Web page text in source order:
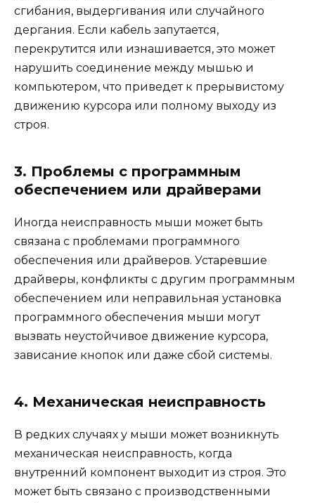
сгибания, выдергивания или случайного
дергания. Если кабель запутается,
перекрутится или изнашивается, это может
нарушить соединение между мышью и
компьютером, что приведет к прерывистому
движению курсора или полному выходу из
строя.
3. Проблемы с программным
обеспечением или драйверами
Иногда неисправность мыши может быть
связана с проблемами программного
обеспечения или драйверов. Устаревшие
драйверы, конфликты с другим программным
обеспечением или неправильная установка
программного обеспечения мыши могут
вызвать неустойчивое движение курсора,
зависание кнопок или даже сбой системы.
4. Механическая неисправность
В редких случаях у мыши может возникнуть
механическая неисправность, когда
внутренний компонент выходит из строя. Это
может быть связано с производственными